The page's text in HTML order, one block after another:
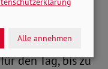
in
Männer und
Stundenlohn:
den Tag, bis zu
Alle annehmen